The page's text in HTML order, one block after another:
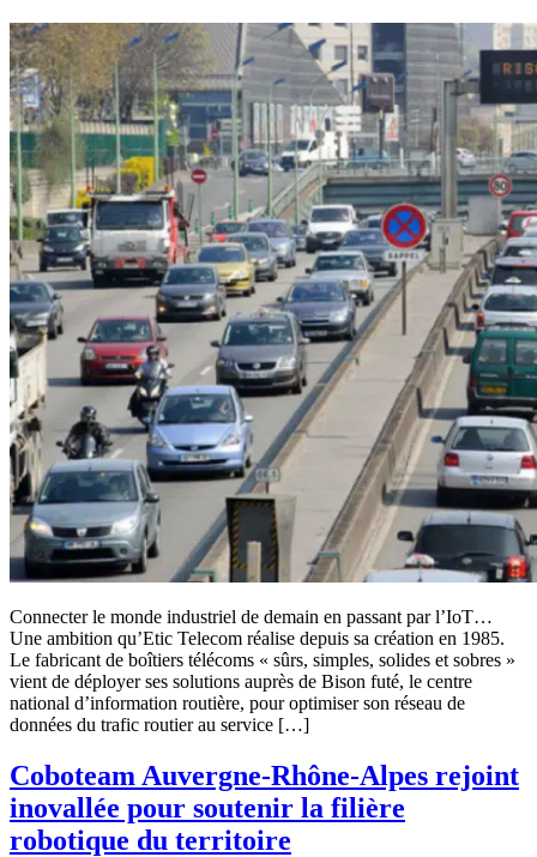
Connecter le monde industriel de demain en passant par l’IoT…
Une ambition qu’Etic Telecom réalise depuis sa création en 1985.
Le fabricant de boîtiers télécoms « sûrs, simples, solides et sobres »
vient de déployer ses solutions auprès de Bison futé, le centre
national d’information routière, pour optimiser son réseau de
données du trafic routier au service […]
Coboteam Auvergne-Rhône-Alpes rejoint
inovallée pour soutenir la filière
robotique du territoire